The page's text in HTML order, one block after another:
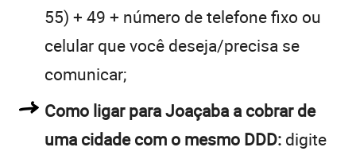
55) + 49 + número de telefone fixo ou
celular que você deseja/precisa se
comunicar;
Como ligar para Joaçaba a cobrar de
uma cidade com o mesmo DDD: digite